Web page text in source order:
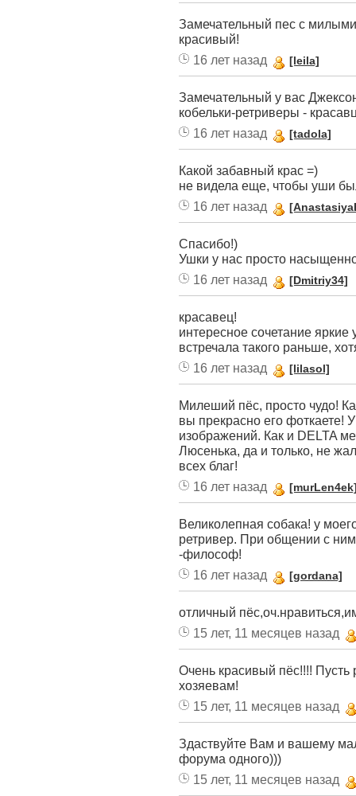
Замечательный пес с
красивый!
16 лет назад
[leila]
Замечательный у вас
кобельки-ретриверы -
16 лет назад
[tadola]
Какой забавный крас =)
не видела еще, чтобы уши
16 лет назад
Спасибо!)
Ушки у нас просто
16 лет назад
[Dmitriy34]
красавец!
интересное сочетание яркие
встречала такого раньше,
16 лет назад
[lilasol]
Милеший пёс, просто чудо!
вы прекрасно его фоткаете!
изображений. Как и DELTA
Люсенька, да и только, не
всех благ!
16 лет назад
Великолепная собака! у
ретривер. При общении с
-философ!
16 лет назад
[gordana]
отличный
15 лет, 11 месяцев назад
Очень красивый пёс!!!! Пусть
хозяевам!
15 лет, 11 месяцев назад
Здаствуйте Вам и вашему
форума одного)))
15 лет, 11 месяцев назад